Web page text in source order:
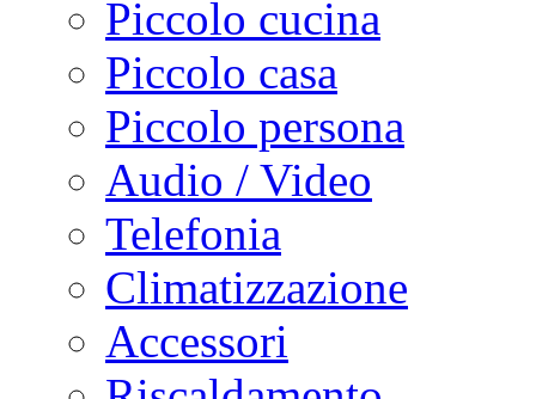
Piccolo cucina
Piccolo casa
Piccolo persona
Audio / Video
Telefonia
Climatizzazione
Accessori